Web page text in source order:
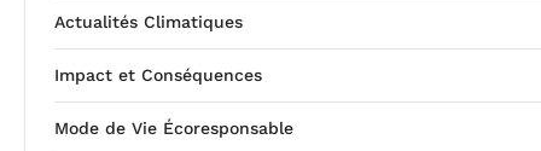
Actualités Climatiques
Impact et Conséquences
Mode de Vie Écoresponsable